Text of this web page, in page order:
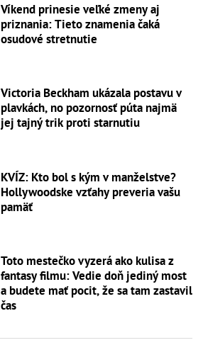
Víkend prinesie veľké zmeny aj
priznania: Tieto znamenia čaká
osudové stretnutie
Victoria Beckham ukázala postavu v
plavkách, no pozornosť púta najmä
jej tajný trik proti starnutiu
KVÍZ: Kto bol s kým v manželstve?
Hollywoodske vzťahy preveria vašu
pamäť
Toto mestečko vyzerá ako kulisa z
fantasy filmu: Vedie doň jediný most
a budete mať pocit, že sa tam zastavil
čas